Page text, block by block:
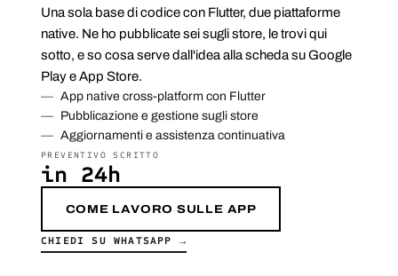
Una sola base di codice con Flutter, due piattaforme
native. Ne ho pubblicate sei sugli store, le trovi qui
sotto, e so cosa serve dall'idea alla scheda su Google
Play e App Store.
App native cross-platform con Flutter
Pubblicazione e gestione sugli store
Aggiornamenti e assistenza continuativa
PREVENTIVO SCRITTO
in 24h
COME LAVORO SULLE APP
CHIEDI SU WHATSAPP →